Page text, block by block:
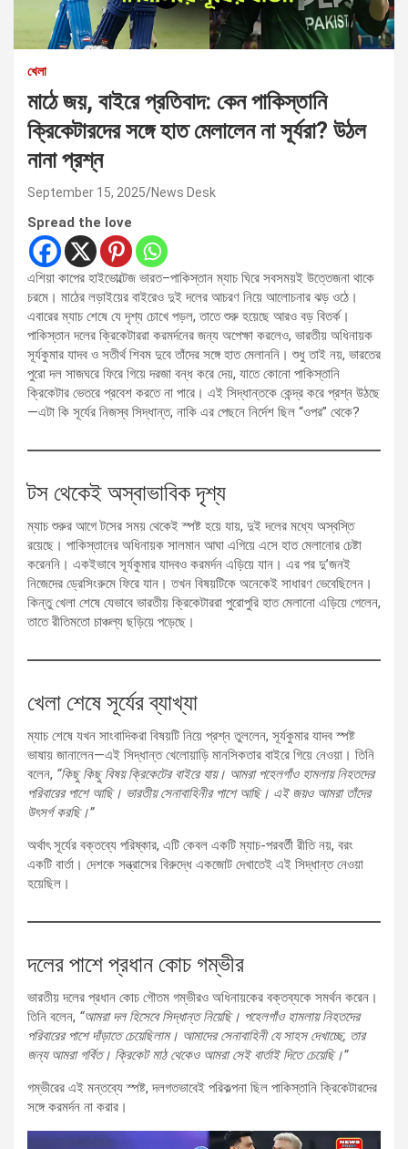
খেলা
মাঠে জয়, বাইরে প্রতিবাদ: কেন পাকিস্তানি
ক্রিকেটারদের সঙ্গে হাত মেলালেন না সূর্যরা? উঠল
নানা প্রশ্ন
September 15, 2025 News Desk
Spread the love
এশিয়া কাপের হাইভোল্টেজ ভারত–পাকিস্তান ম্যাচ ঘিরে সবসময়ই উত্তেজনা থাকে
চরমে। মাঠের লড়াইয়ের বাইরেও দুই দলের আচরণ নিয়ে আলোচনার ঝড় ওঠে।
এবারের ম্যাচ শেষে যে দৃশ্য চোখে পড়ল, তাতে শুরু হয়েছে আরও বড় বিতর্ক।
পাকিস্তান দলের ক্রিকেটাররা করমর্দনের জন্য অপেক্ষা করলেও, ভারতীয় অধিনায়ক
সূর্যকুমার যাদব ও সতীর্থ শিবম দুবে তাঁদের সঙ্গে হাত মেলাননি। শুধু তাই নয়, ভারতের
পুরো দল সাজঘরে ফিরে গিয়ে দরজা বন্ধ করে দেয়, যাতে কোনো পাকিস্তানি
ক্রিকেটার ভেতরে প্রবেশ করতে না পারে। এই সিদ্ধান্তকে কেন্দ্র করে প্রশ্ন উঠছে
—এটা কি সূর্যের নিজস্ব সিদ্ধান্ত, নাকি এর পেছনে নির্দেশ ছিল “ওপর” থেকে?
টস থেকেই অস্বাভাবিক দৃশ্য
ম্যাচ শুরুর আগে টসের সময় থেকেই স্পষ্ট হয়ে যায়, দুই দলের মধ্যে অস্বস্তি
রয়েছে। পাকিস্তানের অধিনায়ক সালমান আঘা এগিয়ে এসে হাত মেলানোর চেষ্টা
করেননি। একইভাবে সূর্যকুমার যাদবও করমর্দন এড়িয়ে যান। এর পর দু’জনই
নিজেদের ড্রেসিংরুমে ফিরে যান। তখন বিষয়টিকে অনেকেই সাধারণ ভেবেছিলেন।
কিন্তু খেলা শেষে যেভাবে ভারতীয় ক্রিকেটাররা পুরোপুরি হাত মেলানো এড়িয়ে গেলেন,
তাতে রীতিমতো চাঞ্চল্য ছড়িয়ে পড়েছে।
খেলা শেষে সূর্যের ব্যাখ্যা
ম্যাচ শেষে যখন সাংবাদিকরা বিষয়টি নিয়ে প্রশ্ন তুললেন, সূর্যকুমার যাদব স্পষ্ট
ভাষায় জানালেন—এই সিদ্ধান্ত খেলোয়াড়ি মানসিকতার বাইরে গিয়ে নেওয়া। তিনি
বলেন, “কিছু কিছু বিষয় ক্রিকেটের বাইরে যায়। আমরা পহেলগাঁও হামলায় নিহতদের
পরিবারের পাশে আছি। ভারতীয় সেনাবাহিনীর পাশে আছি। এই জয়ও আমরা তাঁদের
উৎসর্গ করছি।”
অর্থাৎ সূর্যের বক্তব্যে পরিষ্কার, এটি কেবল একটি ম্যাচ-পরবর্তী রীতি নয়, বরং
একটি বার্তা। দেশকে সন্ত্রাসের বিরুদ্ধে একজোট দেখাতেই এই সিদ্ধান্ত নেওয়া
হয়েছিল।
দলের পাশে প্রধান কোচ গম্ভীর
ভারতীয় দলের প্রধান কোচ গৌতম গম্ভীরও অধিনায়কের বক্তব্যকে সমর্থন করেন।
তিনি বলেন, “আমরা দল হিসেবে সিদ্ধান্ত নিয়েছি। পহেলগাঁও হামলায় নিহতদের
পরিবারের পাশে দাঁড়াতে চেয়েছিলাম। আমাদের সেনাবাহিনী যে সাহস দেখাচ্ছে, তার
জন্য আমরা গর্বিত। ক্রিকেট মাঠ থেকেও আমরা সেই বার্তাই দিতে চেয়েছি।”
গম্ভীরের এই মন্তব্যে স্পষ্ট, দলগতভাবেই পরিকল্পনা ছিল পাকিস্তানি ক্রিকেটারদের
সঙ্গে করমর্দন না করার।